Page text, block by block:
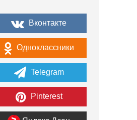
Вконтакте
Одноклассники
Telegram
Pinterest